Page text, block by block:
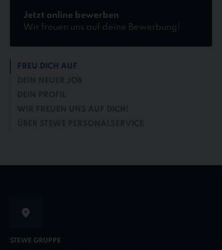
Jetzt online bewerben
Wir freuen uns auf deine Bewerbung!
FREU DICH AUF
STEWE GRUPPE